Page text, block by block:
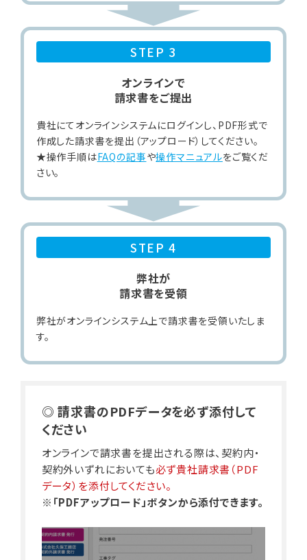
STEP 3
オンラインで
請求書をご提出
貴社にてオンラインシステムにログインし、PDF形式で
作成した請求書を提出（アップロード）してください。
★操作手順はFAQの記事や操作マニュアルをご覧くだ
さい。
STEP 4
弊社が
請求書を受領
弊社がオンラインシステム上で請求書を受領いたしま
す。
◎ 請求書のPDFデータを必ず添付して
ください
オンラインで請求書を提出される際は、契約内・
契約外いずれにおいても必ず貴社請求書（PDF
データ）を添付してください。
※「PDFアップロード」ボタンから添付できます。